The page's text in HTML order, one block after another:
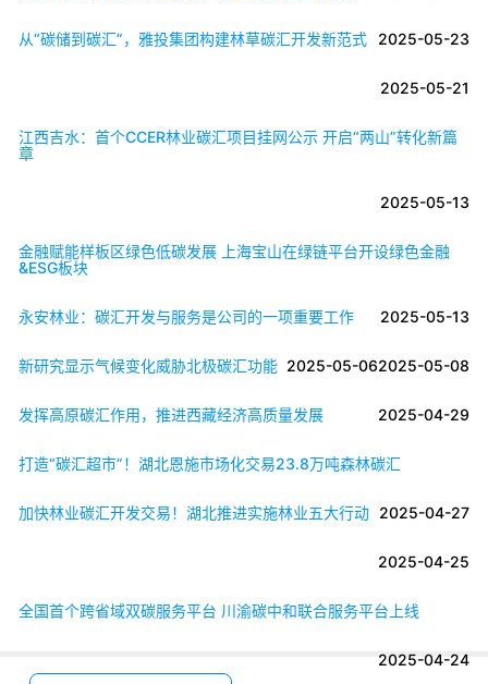
2025-05-23
从“碳储到碳汇”，雅投集团构建林草碳汇开发新范式
2025-05-21
江西吉水：首个CCER林业碳汇项目挂网公示 开启“两山”转化新篇
章
2025-05-13
金融赋能样板区绿色低碳发展 上海宝山在绿链平台开设绿色金融
&ESG板块
2025-05-13
永安林业：碳汇开发与服务是公司的一项重要工作
2025-05-08
新研究显示气候变化威胁北极碳汇功能 2025-05-06
发挥高原碳汇作用，推进西藏经济高质量发展 2025-04-29
打造“碳汇超市”！湖北恩施市场化交易23.8万吨森林碳汇
2025-04-27
加快林业碳汇开发交易！湖北推进实施林业五大行动
2025-04-25
全国首个跨省域双碳服务平台 川渝碳中和联合服务平台上线
2025-04-24